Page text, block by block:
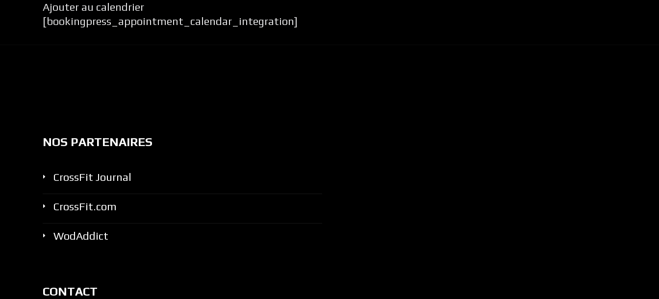
Ajouter au calendrier
[bookingpress_appointment_calendar_integration]
NOS PARTENAIRES
CrossFit Journal
CrossFit.com
WodAddict
CONTACT